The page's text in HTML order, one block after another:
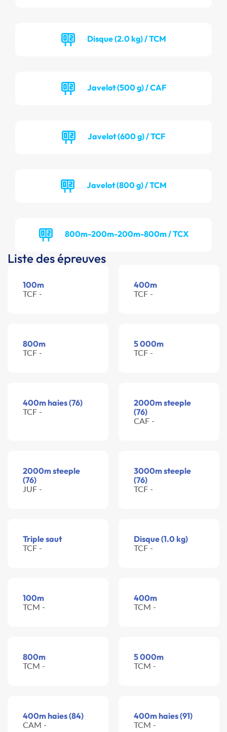
Disque (2.0 kg) / TCM
Javelot (500 g) / CAF
Javelot (600 g) / TCF
Javelot (800 g) / TCM
800m-200m-200m-800m / TCX
Liste des épreuves
100m
TCF -
400m
TCF -
800m
TCF -
5 000m
TCF -
400m haies (76)
TCF -
2000m steeple
(76)
CAF -
2000m steeple
(76)
JUF -
3000m steeple
(76)
TCF -
Triple saut
TCF -
Disque (1.0 kg)
TCF -
100m
TCM -
400m
TCM -
800m
TCM -
5 000m
TCM -
400m haies (84)
CAM -
400m haies (91)
TCM -